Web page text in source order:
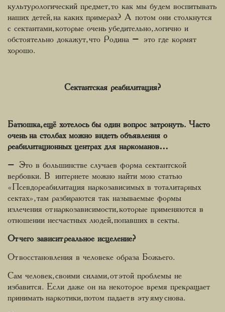
культурологический предмет, то как мы будем воспитывать
наших детей, на каких примерах? А потом они столкнутся
с сектантами, которые очень убедительно, логично и
обстоятельно докажут, что Родина – это где кормят
хорошо.
Сектантская реабилитация?
Батюшка, ещё хотелось бы один вопрос затронуть. Часто
очень на столбах можно видеть объявления о
реабилитационных центрах для наркоманов…
– Это в большинстве случаев форма сектантской
вербовки. В интернете можно найти мою статью
«Псевдореабилитация наркозависимых в тоталитарных
сектах», там разбираются так называемые формы
излечения от наркозависимости, которые применяются в
отношении несчастных людей, попавших в секты.
От чего зависит реальное исцеление?
От восстановления в человеке образа Божьего.
Сам человек, своими силами, от этой проблемы не
избавится. Если даже он на некоторое время прекращает
принимать наркотики, потом падает в эту яму снова.